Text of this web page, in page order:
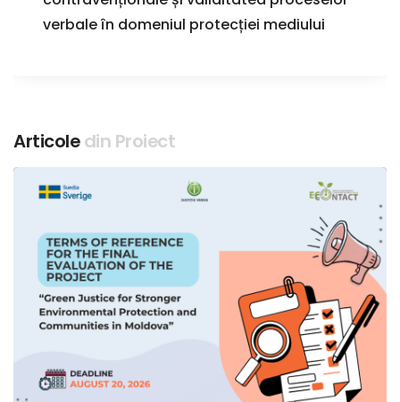
verbale în domeniul protecției mediului
Articoledin Proiect